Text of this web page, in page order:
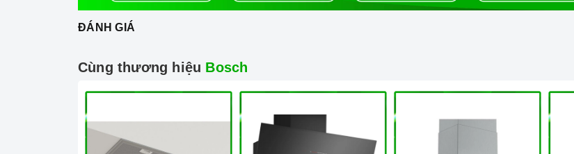
2. Một số lưu ý khi sử dụng sản phẩm
Lưu ý khi chọn nồi nấu
Bếp gascó thể nấu được tất cả các nồi với nhiều chất liệu khác nhau.
ĐÁNH GIÁ
Cùng thương hiệu Bosch